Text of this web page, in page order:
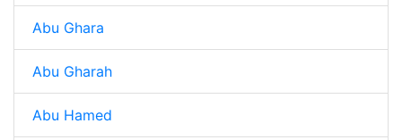
Abu Ghara
Abu Gharah
Abu Hamed